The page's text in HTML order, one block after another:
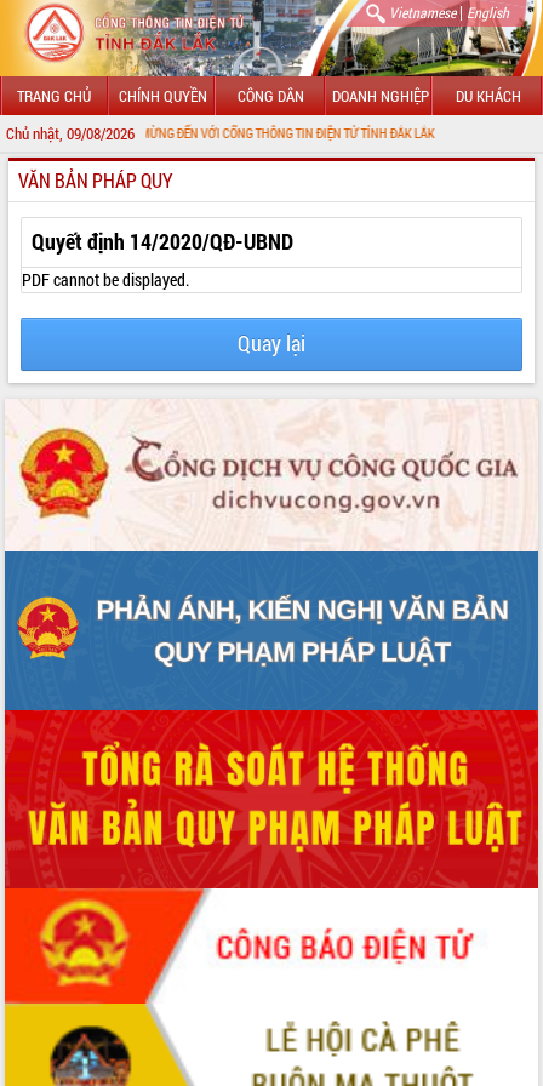
Vietnamese| English
TRANG CHỦ CHÍNH QUYỀN CÔNG DÂN DOANH NGHIỆP DU KHÁCH
Chủ nhật, 09/08/2026
CHÀO MỪNG ĐẾN VỚI CỔNG THÔNG TIN ĐIỆN TỬ TỈNH ĐẮK LẮK
GIỚI THIỆU
LÃNH ĐẠO UBND TỈNH
TIN TỨC SỰ KIỆN
UBND CÁC XÃ, PHƯỜNG
THÔNG TIN CHỈ ĐẠO ĐIỀU HÀNH
HỆ THỐNG VĂN BẢN
VĂN BẢN HĐND TỈNH
QUY HOẠCH - KẾ HOẠCH
VĂN BẢN PHÁP QUY
Quyết định 14/2020/QĐ-UBND
PDF cannot be displayed.
Quay lại